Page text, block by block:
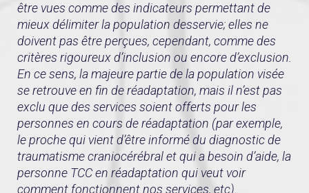
être vues comme des indicateurs permettant de
mieux délimiter la population desservie; elles ne
doivent pas être perçues, cependant, comme des
critères rigoureux d’inclusion ou encore d’exclusion.
En ce sens, la majeure partie de la population visée
se retrouve en fin de réadaptation, mais il n’est pas
exclu que des services soient offerts pour les
personnes en cours de réadaptation (par exemple,
le proche qui vient d’être informé du diagnostic de
traumatisme craniocérébral et qui a besoin d’aide, la
personne TCC en réadaptation qui veut voir
comment fonctionnent nos services, etc).